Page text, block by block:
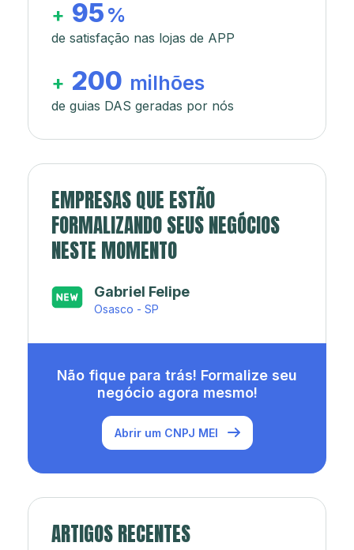
+ 95 %
de satisfação nas lojas de APP
+ 200 milhões
de guias DAS geradas por nós
EMPRESAS QUE ESTÃO
FORMALIZANDO SEUS NEGÓCIOS
NESTE MOMENTO
Japa’s açaí e sorveteria
Rio de Janeiro - RJ
Não fique para trás! Formalize seu
negócio agora mesmo!
Abrir um CNPJ MEI
ARTIGOS RECENTES